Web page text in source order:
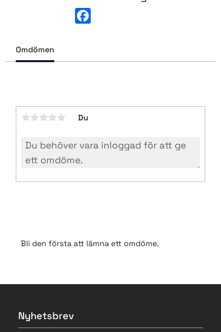
o
Omdömen
Du
Bli den första att lämna ett omdöme.
Nyhetsbrev